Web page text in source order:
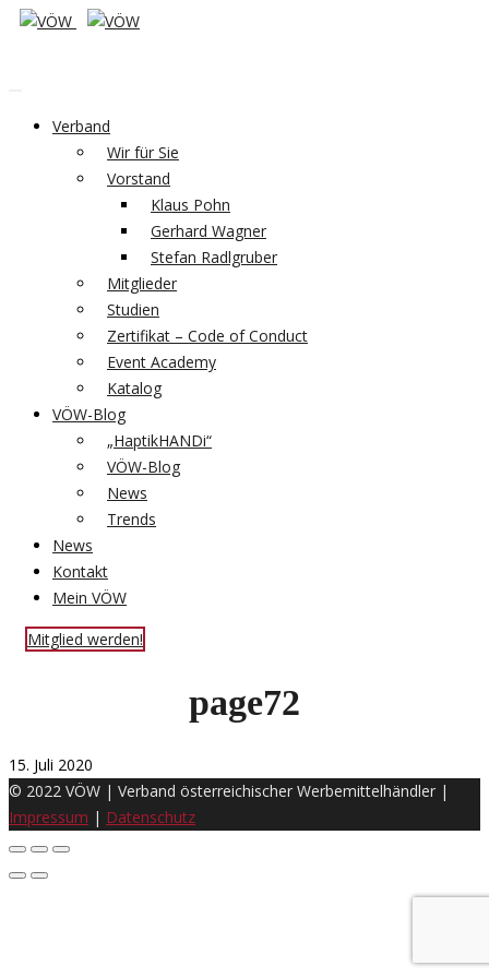
Verband
Wir für Sie
Vorstand
Klaus Pohn
Gerhard Wagner
Stefan Radlgruber
Mitglieder
Studien
Zertifikat – Code of Conduct
Event Academy
Katalog
VÖW-Blog
„HaptikHANDi“
VÖW-Blog
News
Trends
News
Kontakt
Mein VÖW
Mitglied werden!
page72
15. Juli 2020
© 2022 VÖW | Verband österreichischer Werbemittelhändler |
Impressum | Datenschutz